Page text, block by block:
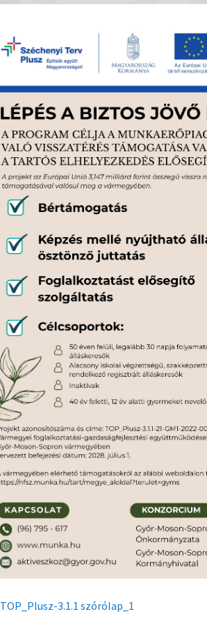
TOP_Plusz-3.1.1 szórólap_1